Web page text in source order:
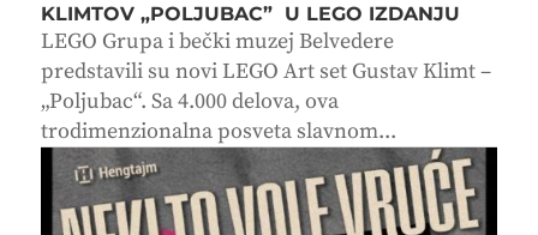
KLIMTOV „POLJUBAC” U LEGO IZDANJU
LEGO Grupa i bečki muzej Belvedere
predstavili su novi LEGO Art set Gustav Klimt –
„Poljubac“. Sa 4.000 delova, ova
trodimenzionalna posveta slavnom...